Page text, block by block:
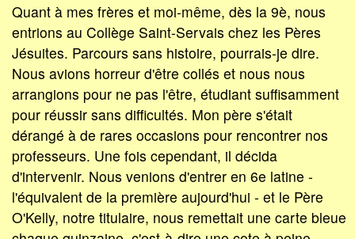
Quant à mes frères et moi-même, dès la 9è, nous
entrions au Collège Saint-Servais chez les Pères
Jésuites. Parcours sans histoire, pourrais-je dire.
Nous avions horreur d'être collés et nous nous
arrangions pour ne pas l'être, étudiant suffisamment
pour réussir sans difficultés. Mon père s'était
dérangé à de rares occasions pour rencontrer nos
professeurs. Une fois cependant, il décida
d'intervenir. Nous venions d'entrer en 6e latine -
l'équivalent de la première aujourd'hui - et le Père
O'Kelly, notre titulaire, nous remettait une carte bleue